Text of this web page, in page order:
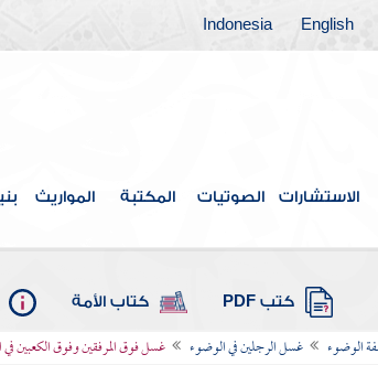
English
Indonesia
الاستشارات الصوتيات المكتبة المواريث
كتب PDF كتاب الأمة
الوضوء غسل الرجلين في الوضوء غسل فوق المرفقين وفوق الكعبين